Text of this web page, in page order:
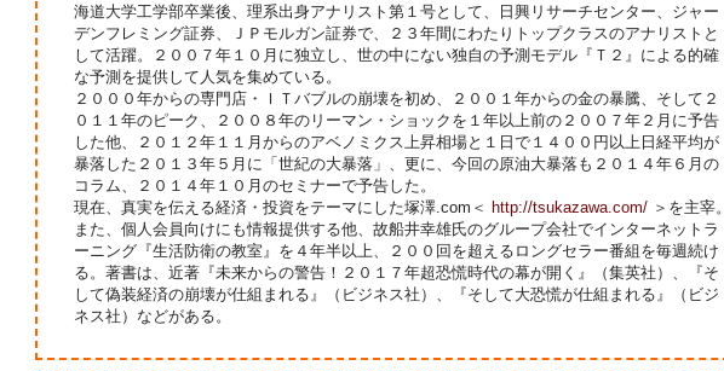
海道大学工学部卒業後、理系出身アナリスト第１号として、日興リサーチセンター、ジャー
デンフレミング証券、ＪＰモルガン証券で、２３年間にわたりトップクラスのアナリストと
して活躍。２００７年１０月に独立し、世の中にない独自の予測モデル『Ｔ２』による的確
な予測を提供して人気を集めている。
２０００年からの専門店・ＩＴバブルの崩壊を初め、２００１年からの金の暴騰、そして２
０１１年のピーク、２００８年のリーマン・ショックを１年以上前の２００７年２月に予告
した他、２０１２年１１月からのアベノミクス上昇相場と１日で１４００円以上日経平均が
暴落した２０１３年５月に「世紀の大暴落」、更に、今回の原油大暴落も２０１４年６月の
コラム、２０１４年１０月のセミナーで予告した。
現在、真実を伝える経済・投資をテーマにした塚澤.com＜ http://tsukazawa.com/ ＞を主宰。
また、個人会員向けにも情報提供する他、故船井幸雄氏のグループ会社でインターネットラ
ーニング『生活防衛の教室』を４年半以上、２００回を超えるロングセラー番組を毎週続け
る。著書は、近著『未来からの警告！２０１７年超恐慌時代の幕が開く』（集英社）、『そ
して偽装経済の崩壊が仕組まれる』（ビジネス社）、『そして大恐慌が仕組まれる』（ビジ
ネス社）などがある。